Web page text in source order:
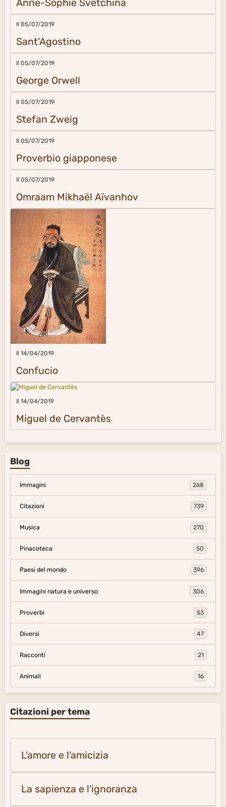
Anne-Sophie Svetchina
Il 05/07/2019
Sant'Agostino
Il 05/07/2019
George Orwell
Il 05/07/2019
Stefan Zweig
Il 05/07/2019
Proverbio giapponese
Il 05/07/2019
Omraam Mikhaël Aïvanhov
Il 14/04/2019
Confucio
Il 14/04/2019
Miguel de Cervantès
Blog
Immagini 268
Citazioni 739
Musica 270
Pinacoteca 50
Paesi del mondo 396
Immagini natura e universo 306
Proverbi 53
Diversi 47
Racconti 21
Animali 16
Citazioni per tema
L'amore e l'amicizia
La sapienza e l'ignoranza